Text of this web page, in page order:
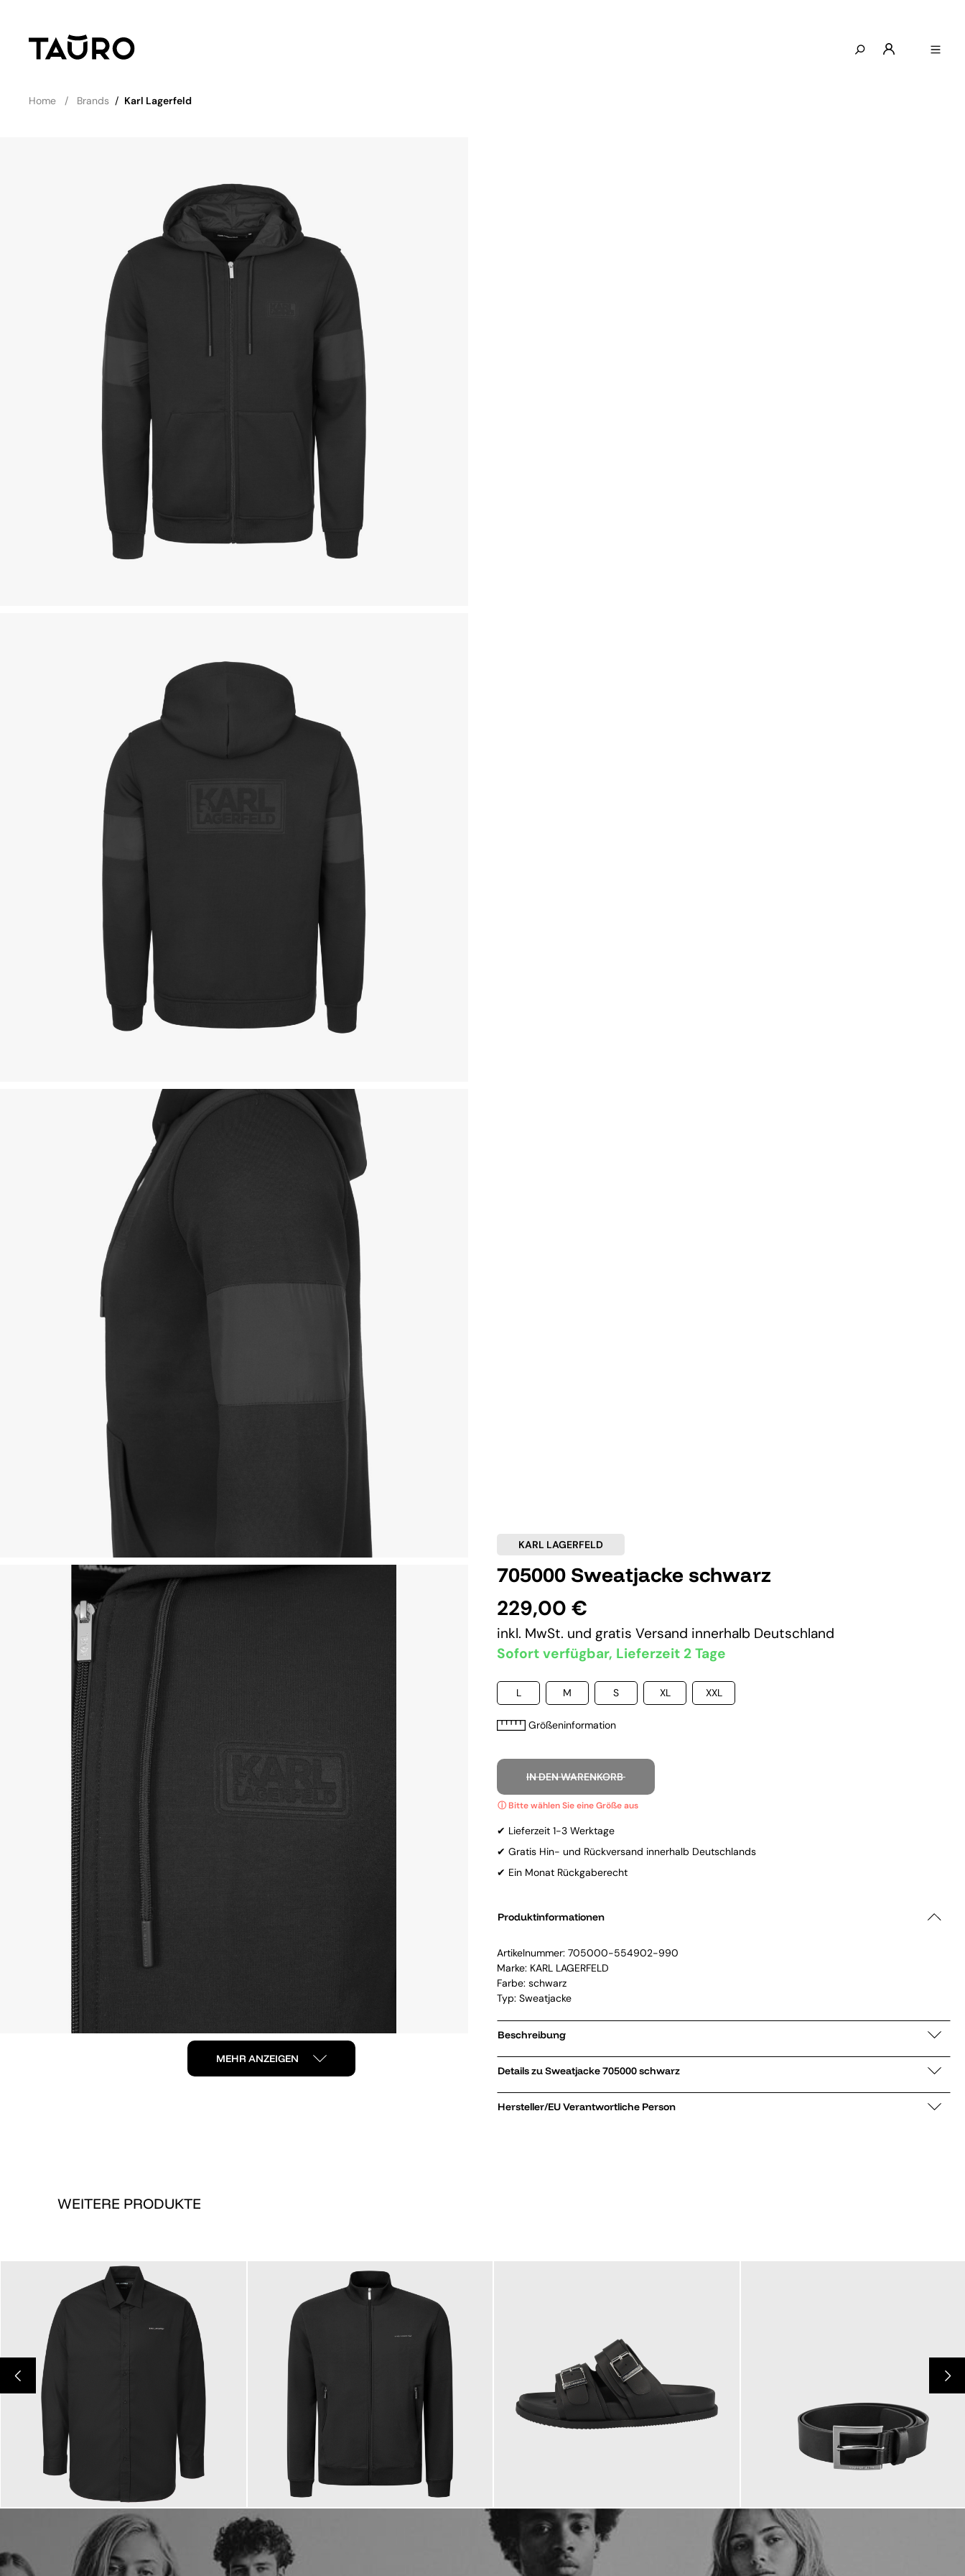
Home Brands / Karl Lagerfeld
MEHR ANZEIGEN
KARL LAGERFELD
705000 Sweatjacke schwarz
229,00 €
inkl. MwSt. und gratis Versand innerhalb Deutschland
Sofort verfügbar, Lieferzeit 2 Tage
L M S XL XXL
Größeninformation
IN DEN WARENKORB
✔ Lieferzeit 1-3 Werktage
✔ Gratis Hin- und Rückversand innerhalb Deutschlands
✔ Ein Monat Rückgaberecht
Produktinformationen
Artikelnummer: 705000-554902-990
Marke: KARL LAGERFELD
Farbe: schwarz
Typ: Sweatjacke
Beschreibung
Details zu Sweatjacke 705000 schwarz
Hersteller/EU Verantwortliche Person
WEITERE PRODUKTE
199,00 €